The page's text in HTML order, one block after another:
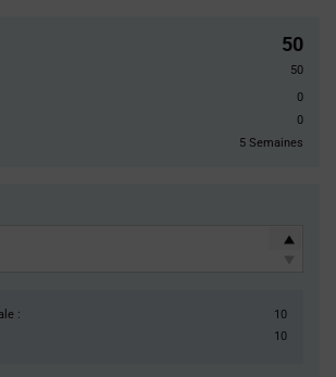
50
50
0
0
5 Semaines
:
10
10